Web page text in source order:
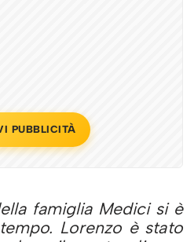
PUBBLICITÀ
famiglia Medici si è
Lorenzo è stato